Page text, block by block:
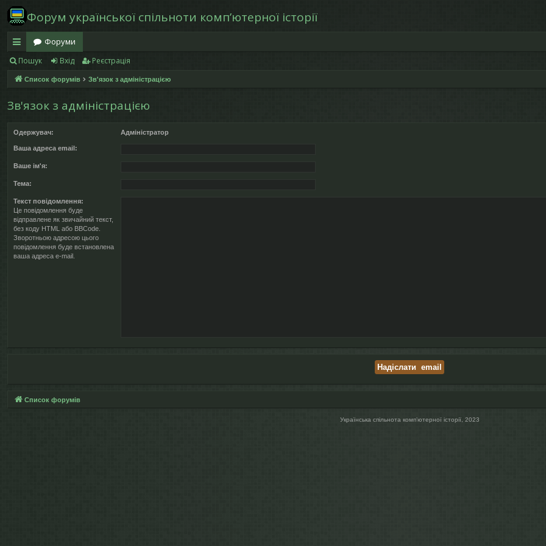
Форум української спільноти компʼютерної історії
в
и
дк
д
ос
ту
п
Форуми
Пошук Вхід Реєстрація
Список форумів Зв'язок з адміністрацією
Зв'язок з адміністрацією
Одержувач: Адміністратор
Ваша адреса email:
Ваше ім'я:
Тема:
Текст повідомлення:
Це повідомлення буде
відправлене як звичайний текст,
без коду HTML або BBCode.
Зворотньою адресою цього
повідомлення буде встановлена
ваша адреса e-mail.
Список форумів
Українська спільнота компʼютерної історії, 2023